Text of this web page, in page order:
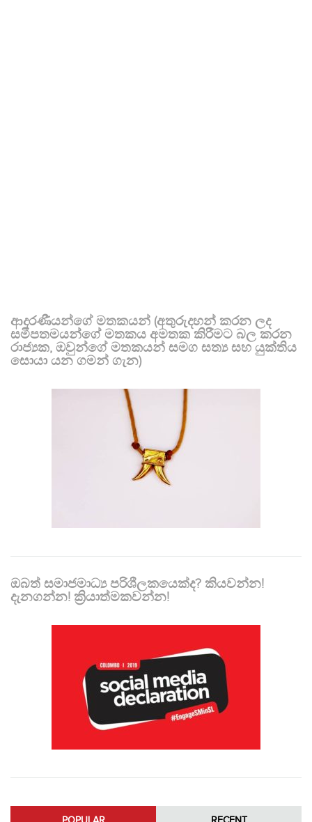
ආදරණීයන්ගේ මතකයන් (අතුරුදහන් කරන ලද
සමීපතමයන්ගේ මතකය අමතක කිරීමට බල කරන
රාජ්‍යක, ඔවුන්ගේ මතකයන් සමග සත්‍ය සහ යුක්තිය
සොයා යන ගමන් ගැන)
ඔබත් සමාජමාධ්‍ය පරිශීලකයෙක්ද? කියවන්න!
දැනගන්න! ක්‍රියාත්මකවන්න!